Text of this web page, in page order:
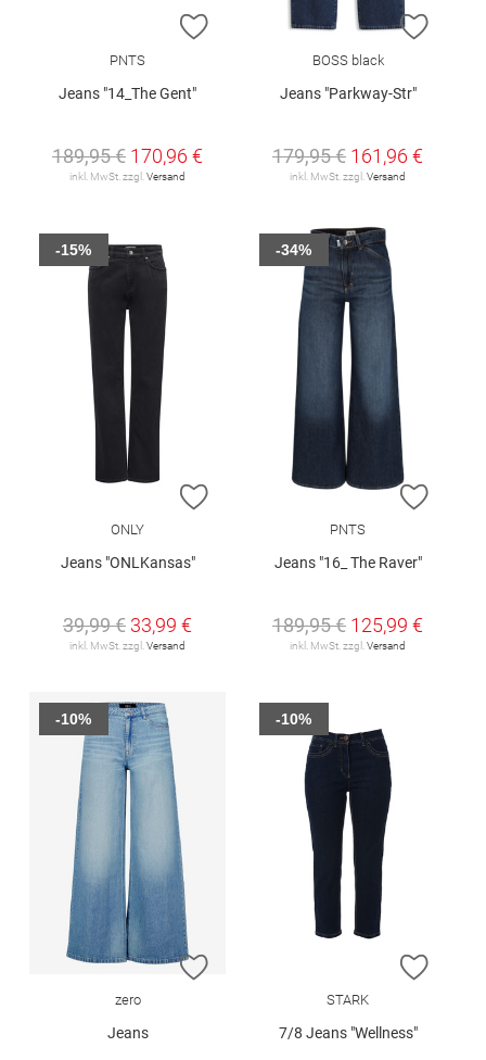
ZUR WUNSCHLISTE HINZUFÜGEN
PNTS
Jeans "14_The Gent"
189,95 € 170,96 €
inkl. MwSt. zzgl. Versand
ZUR
BOSS black
Jeans "Parkway-Str"
179,95 € 161,96 €
inkl. MwSt. zzgl. Versand
ZUR WUNSCHLISTE HINZUFÜGEN
ONLY
Jeans "ONLKansas"
39,99 € 33,99 €
inkl. MwSt. zzgl.Versand
-15%
ZUR
PNTS
Jeans "16_ The Raver"
189,95 € 125,99 €
inkl. MwSt. zzgl.Versand
-34%
ZUR WUNSCHLISTE HINZUFÜGEN
zero
Jeans
-10%
ZUR
STARK
7/8 Jeans "Wellness"
-10%